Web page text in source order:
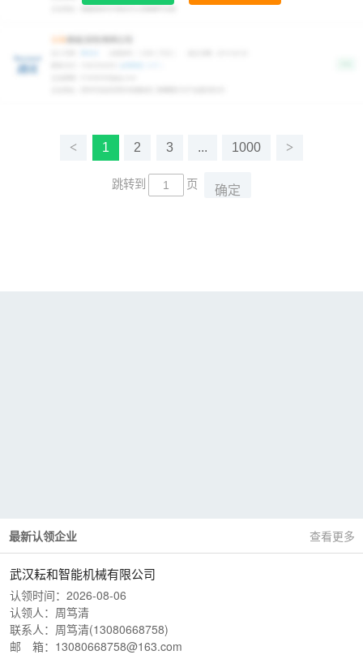
< 1 2 3 ... 1000 >
跳转到 页 确定
最新认领企业 查看更多
武汉耘和智能机械有限公司
认领时间：2026-08-06
认领人：周笃清
联系人：周笃清(13080668758)
邮 箱：13080668758@163.com